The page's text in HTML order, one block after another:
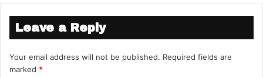
Leave a Reply
Your email address will not be published. Required fields are
marked *